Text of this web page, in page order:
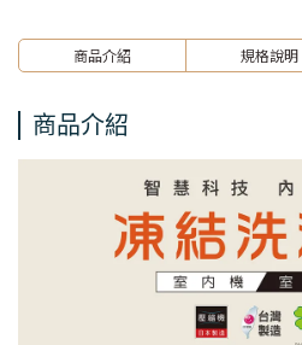
商品介紹 規格說明
商品介紹